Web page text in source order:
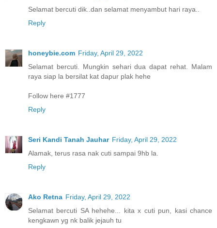
Selamat bercuti dik..dan selamat menyambut hari raya..
Reply
honeybie.com Friday, April 29, 2022
Selamat bercuti. Mungkin sehari dua dapat rehat. Malam
raya siap la bersilat kat dapur plak hehe
Follow here #1777
Reply
Seri Kandi Tanah Jauhar Friday, April 29, 2022
Alamak, terus rasa nak cuti sampai 9hb la.
Reply
Ako Retna Friday, April 29, 2022
Selamat bercuti SA hehehe... kita x cuti pun, kasi chance
kengkawn yg nk balik jejauh tu